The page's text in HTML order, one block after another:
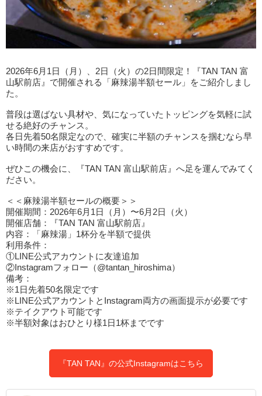
2026年6月1日（月）、2日（火）の2日間限定！『TAN TAN 富
山駅前店』で開催される「麻辣湯半額セール」をご紹介しまし
た。
普段は選ばない具材や、気になっていたトッピングを気軽に試
せる絶好のチャンス。
各日先着50名限定なので、確実に半額のチャンスを掴むなら早
い時間の来店がおすすめです。
ぜひこの機会に、『TAN TAN 富山駅前店』へ足を運んでみてく
ださい。
＜＜麻辣湯半額セールの概要＞＞
開催期間：2026年6月1日（月）〜6月2日（火）
開催店舗：『TAN TAN 富山駅前店』
内容：「麻辣湯」1杯分を半額で提供
利用条件：
①LINE公式アカウントに友達追加
②Instagramフォロー（@tantan_hiroshima）
備考：
※1日先着50名限定です
※LINE公式アカウントとInstagram両方の画面提示が必要です
※テイクアウト可能です
※半額対象はおひとり様1日1杯までです
『TAN TAN』の公式Instagramはこちら